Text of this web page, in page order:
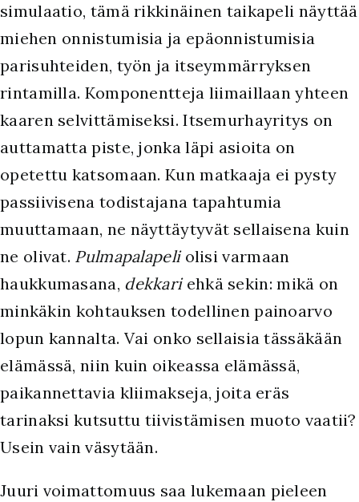
simulaatio, tämä rikkinäinen taikapeli näyttää
miehen onnistumisia ja epäonnistumisia
parisuhteiden, työn ja itseymmärryksen
rintamilla. Komponentteja liimaillaan yhteen
kaaren selvittämiseksi. Itsemurhayritys on
auttamatta piste, jonka läpi asioita on
opetettu katsomaan. Kun matkaaja ei pysty
passiivisena todistajana tapahtumia
muuttamaan, ne näyttäytyvät sellaisena kuin
ne olivat. Pulmapalapeliolisi varmaan
haukkumasana, dekkariehkä sekin: mikä on
minkäkin kohtauksen todellinen painoarvo
lopun kannalta. Vai onko sellaisia tässäkään
elämässä, niin kuin oikeassa elämässä,
paikannettavia kliimakseja, joita eräs
tarinaksi kutsuttu tiivistämisen muoto vaatii?
Usein vain väsytään.
Juuri voimattomuus saa lukemaan pieleen